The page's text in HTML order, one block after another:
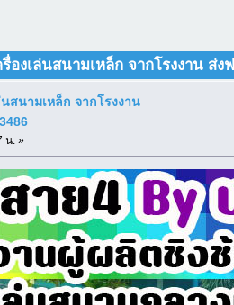
องเล่นสนามเหล็ก จากโรงงาน ส่
สนามเหล็ก จากโรงงาน
น. »